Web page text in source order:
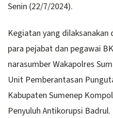
Senin (22/7/2024).
Kegiatan yang dilaksanakan
para pejabat dan pegawai
narasumber Wakapolres
Unit Pemberantasan
Kabupaten Sumenep
Penyuluh Antikorupsi Badrul.